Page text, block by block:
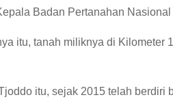
Badan Pertanahan Nasional
itu, tanah miliknya di Kilometer
itu, sejak 2015 telah berdiri